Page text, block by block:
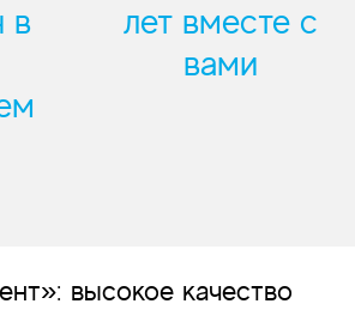
в
лет вместе с
вами
высокое качество